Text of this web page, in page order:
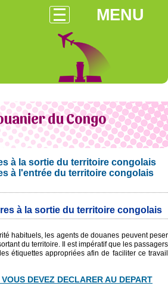
MENU
du Congo
à la sortie du territoire congolais
à l'entrée du territoire congolais
à la sortie du territoire congolais
habituels, les agents de douanes peuvent peser
du territoire. Il est impératif que les passagers
étiquettes appropriées afin de faciliter ce travail
DEVEZ DECLARER AU DEPART